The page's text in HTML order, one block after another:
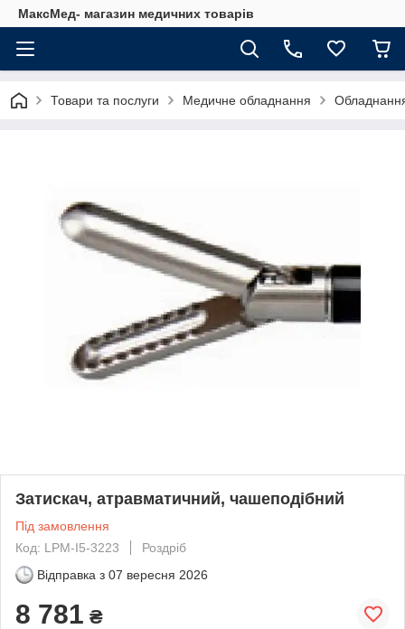
МаксМед- магазин медичних товарів
Товари та послуги Медичне обладнання
Затискач, атравматичний, чашеподібний
Під замовлення
Код: LPM-I5-3223
Роздріб
Відправка з 07 вересня 2026
8 781 ₴